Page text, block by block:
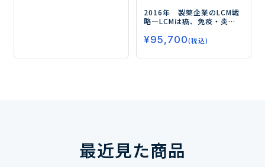
2016年 製薬企業のLCM戦
略―LCMは癌、免疫・炎
¥95,700(税込)
最近見た商品